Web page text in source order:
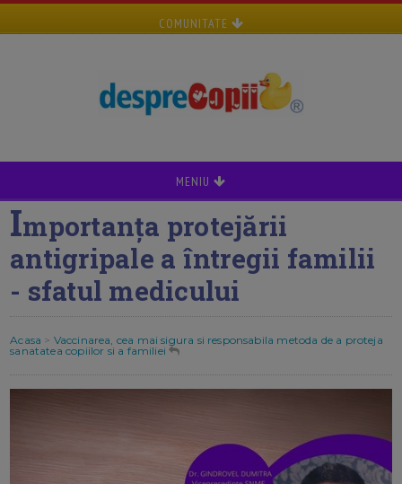
COMUNITATE
MENIU
Importanța protejării
antigripale a întregii familii
- sfatul medicului
Acasa > Vaccinarea, cea mai sigura si responsabila metoda de a proteja
sanatatea copiilor si a familiei